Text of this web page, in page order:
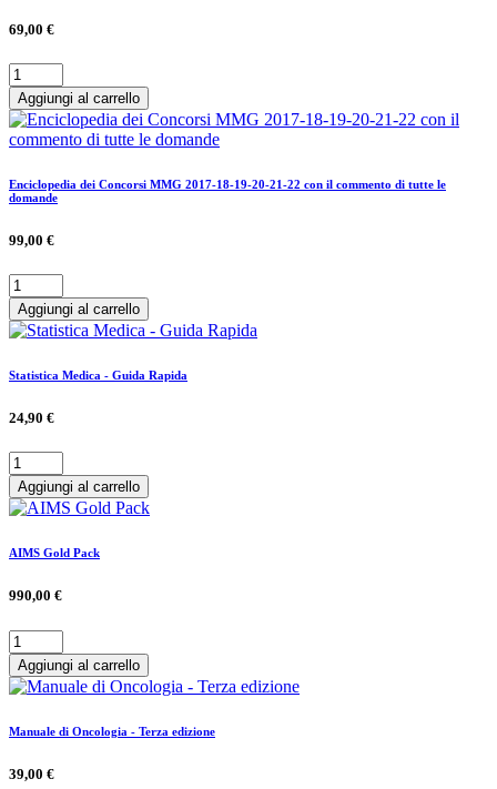
69,00 €
Aggiungi al carrello
Enciclopedia dei Concorsi MMG 2017-18-19-20-21-22 con il commento di tutte le
domande
99,00 €
Aggiungi al carrello
Statistica Medica - Guida Rapida
24,90 €
Aggiungi al carrello
AIMS Gold Pack
990,00 €
Aggiungi al carrello
Manuale di Oncologia - Terza edizione
39,00 €